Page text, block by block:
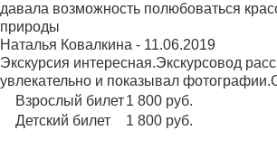
давала возможность полюбоваться
природы
Наталья Ковалкина - 11.06.2019
Экскурсия интересная.Экскурсовод
увлекательно и показывал
Взрослый билет1 800 руб.
Детский билет
1 800 руб.